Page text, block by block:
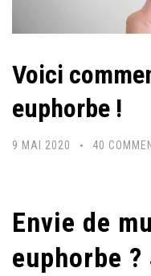
Voici
euphorbe !
9 MAI 2020 40
Envie de
euphorbe